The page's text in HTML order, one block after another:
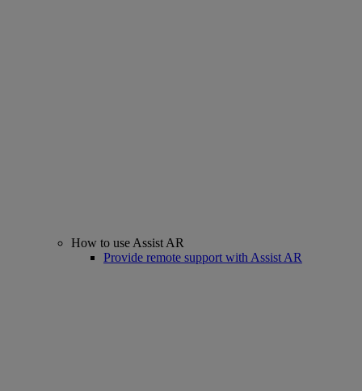
How to use Assist AR
Provide remote support with Assist AR